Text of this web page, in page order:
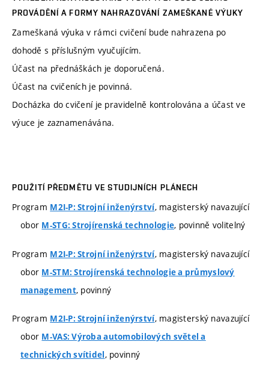
PROVÁDĚNÍ A FORMY NAHRAZOVÁNÍ ZAMEŠKANÉ VÝUKY
Zameškaná výuka v rámci cvičení bude nahrazena po
dohodě s příslušným vyučujícím.
Účast na přednáškách je doporučená.
Účast na cvičeních je povinná.
Docházka do cvičení je pravidelně kontrolována a účast ve
výuce je zaznamenávána.
POUŽITÍ PŘEDMĚTU VE STUDIJNÍCH PLÁNECH
Program M2I-P: Strojní inženýrství, magisterský navazující
obor M-STG: Strojírenská technologie, povinně volitelný
Program M2I-P: Strojní inženýrství, magisterský navazující
obor M-STM: Strojírenská technologie a průmyslový
management, povinný
Program M2I-P: Strojní inženýrství, magisterský navazující
obor M-VAS: Výroba automobilových světel a
technických svítidel, povinný